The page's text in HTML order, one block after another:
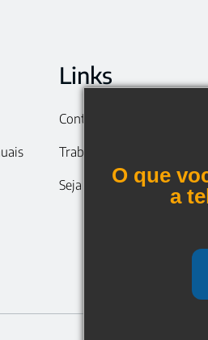
O que
a
Links
Contato
Trabalhe conosco
Seja um representante